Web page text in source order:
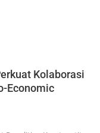
Kolaborasi
Economic